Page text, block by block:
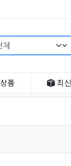
상품 최신